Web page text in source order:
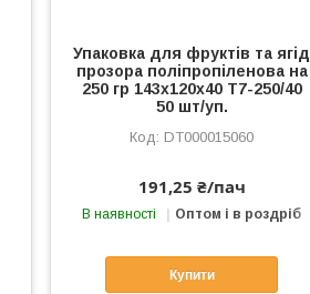
Упаковка для фруктів та ягід
прозора поліпропіленова на
250 гр 143х120х40 Т7-250/40
50 шт/уп.
DT000015060
191,25 ₴/пач
В наявності Оптом і в роздріб
Купити